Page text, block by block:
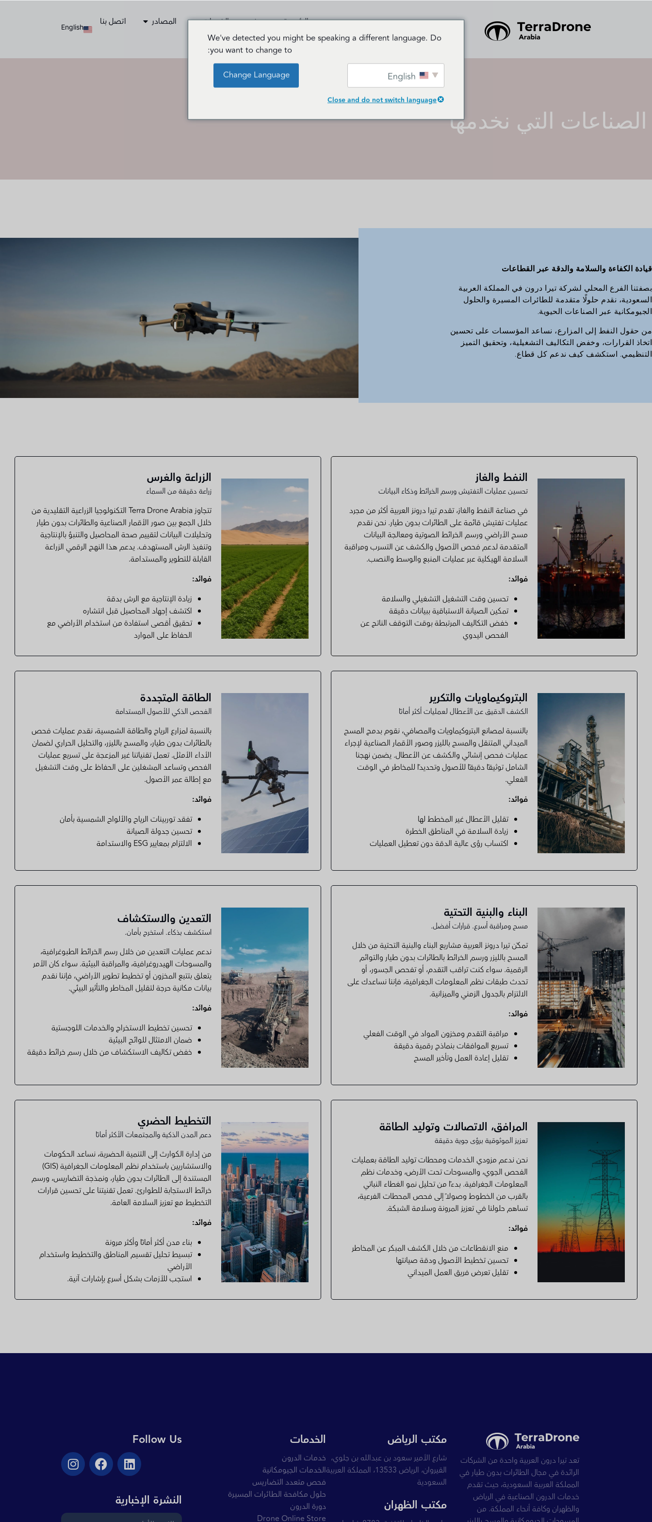
الرئيسية من نحن الخدمات المصادر اتصل بنا English
الصناعات التي نخدمها
قيادة الكفاءة والسلامة والدقة عبر القطاعات
بصفتنا الفرع المحلي لشركة تيرا درون في المملكة العربية
السعودية، نقدم حلولًا متقدمة للطائرات المسيرة والحلول
الجيومكانية عبر الصناعات الحيوية.
من حقول النفط إلى المزارع، نساعد المؤسسات على تحسين
اتخاذ القرارات، وخفض التكاليف التشغيلية، وتحقيق التميز
التنظيمي. استكشف كيف ندعم كل قطاع.
النفط والغاز
تحسين عمليات التفتيش ورسم الخرائط وذكاء البيانات
في صناعة النفط والغاز، تقدم تيرا درونز العربية أكثر من مجرد
عمليات تفتيش قائمة على الطائرات بدون طيار. نحن نقدم
مسح الأراضي ورسم الخرائط الصوتية ومعالجة البيانات
المتقدمة لدعم فحص الأصول والكشف عن التسرب ومراقبة
السلامة الهيكلية عبر عمليات المنبع والوسط والنصب.
فوائد:
تحسين وقت التشغيل التشغيلي والسلامة
تمكين الصيانة الاستباقية ببيانات دقيقة
خفض التكاليف المرتبطة بوقت التوقف الناتج عن
الفحص اليدوي
البتروكيماويات والتكرير
الكشف الدقيق عن الأعطال لعمليات أكثر أمانًا
بالنسبة لمصانع البتروكيماويات والمصافي، نقوم بدمج المسح
الميداني المتنقل والمسح بالليزر وصور الأقمار الصناعية لإجراء
عمليات فحص إنشائي والكشف عن الأعطال. يضمن نهجنا
الشامل توثيقًا دقيقًا للأصول وتحديدًا للمخاطر في الوقت
الفعلي.
فوائد:
تقليل الأعطال غير المخطط لها
زيادة السلامة في المناطق الخطرة
اكتساب رؤى عالية الدقة دون تعطيل العمليات
البناء والبنية التحتية
مسح ومراقبة أسرع. قرارات أفضل.
تمكّن تيرا درونز العربية مشاريع البناء والبنية التحتية من خلال
المسح بالليزر ورسم الخرائط بالطائرات بدون طيار والتوائم
الرقمية. سواء كنت تراقب التقدم، أو تفحص الجسور، أو
تحدث طبقات نظم المعلومات الجغرافية، فإننا نساعدك على
الالتزام بالجدول الزمني والميزانية.
فوائد:
مراقبة التقدم ومخزون المواد في الوقت الفعلي
تسريع الموافقات بنماذج رقمية دقيقة
تقليل إعادة العمل وتأخير المسح
المرافق، الاتصالات وتوليد الطاقة
تعزيز الموثوقية برؤى جوية دقيقة
نحن ندعم مزودي الخدمات ومحطات توليد الطاقة بعمليات
الفحص الجوي، والمسوحات تحت الأرض، وخدمات نظم
المعلومات الجغرافية. بدءًا من تحليل نمو الغطاء النباتي
بالقرب من الخطوط وصولًا إلى فحص المحطات الفرعية،
تساهم حلولنا في تعزيز المرونة وسلامة الشبكة.
فوائد:
منع الانقطاعات من خلال الكشف المبكر عن المخاطر
تحسين تخطيط الأصول ودقة صيانتها
تقليل تعرض فريق العمل الميداني
الزراعة والغرس
زراعة دقيقة من السماء
تتجاوز Terra Drone Arabia التكنولوجيا الزراعية التقليدية من
خلال الجمع بين صور الأقمار الصناعية والطائرات بدون طيار
وتحليلات البيانات لتقييم صحة المحاصيل والتنبؤ بالإنتاجية
وتنفيذ الرش المستهدف. يدعم هذا النهج الرقمي الزراعة
القابلة للتطوير والمستدامة.
فوائد:
زيادة الإنتاجية مع الرش بدقة
اكتشف إجهاد المحاصيل قبل انتشاره
تحقيق أقصى استفادة من استخدام الأراضي مع
الحفاظ على الموارد
الطاقة المتجددة
الفحص الذكي للأصول المستدامة
بالنسبة لمزارع الرياح والطاقة الشمسية، نقدم عمليات فحص
بالطائرات بدون طيار، والمسح بالليزر، والتحليل الحراري لضمان
الأداء الأمثل. تعمل تقنياتنا غير المزعجة على تسريع عمليات
الفحص وتساعد المشغلين على الحفاظ على وقت التشغيل
مع إطالة عمر الأصول.
فوائد:
تفقد توربينات الرياح والألواح الشمسية بأمان
تحسين جدولة الصيانة
الالتزام بمعايير ESG والاستدامة
التعدين والاستكشاف
استكشف بذكاء. استخرج بأمان.
ندعم عمليات التعدين من خلال رسم الخرائط الطبوغرافية،
والمسوحات الهيدروغرافية، والمراقبة البيئية. سواء كان الأمر
يتعلق بتتبع المخزون أو تخطيط تطوير الأراضي، فإننا نقدم
بيانات مكانية حرجة لتقليل المخاطر والتأثير البيئي.
فوائد:
تحسين تخطيط الاستخراج والخدمات اللوجستية
ضمان الامتثال للوائح البيئية
خفض تكاليف الاستكشاف من خلال رسم خرائط دقيقة
التخطيط الحضري
دعم المدن الذكية والمجتمعات الأكثر أمانًا
من إدارة الكوارث إلى التنمية الحضرية، نساعد الحكومات
والاستشاريين باستخدام نظم المعلومات الجغرافية (GIS)
المستندة إلى الطائرات بدون طيار، ونمذجة التضاريس، ورسم
خرائط الاستجابة للطوارئ. تعمل تقنيتنا على تحسين قرارات
التخطيط مع تعزيز السلامة العامة.
فوائد:
بناء مدن أكثر أمانًا وأكثر مرونة
تبسيط تحليل تقسيم المناطق والتخطيط واستخدام
الأراضي
استجب للأزمات بشكل أسرع بإشارات آنية.
تعد تيرا درون العربية واحدة من الشركات
الرائدة في مجال الطائرات بدون طيار في
المملكة العربية السعودية، حيث تقدم
خدمات الدرون الصناعية في الرياض
والظهران وكافة أنحاء المملكة. من
مكتب الرياض
شارع الأمير سعود بن عبدالله بن جلوي،
القيروان، الرياض 13533، المملكة العربية
السعودية
مكتب الظهران
الخدمات
خدمات الدرون
الخدمات الجيومكانية
فحص متعدد التضاريس
حلول مكافحة الطائرات المسيرة
دورة الدرون
Drone Online Store
Follow Us
النشرة الإخبارية
We've detected you might be speaking a different language. Do
you want to change to:
English
Change Language
Close and do not switch language